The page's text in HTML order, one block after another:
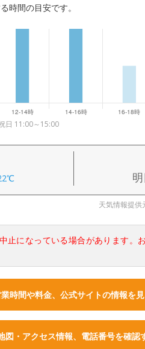
時間の目安です。
日 11:00～15:00
天気情報提供
止になっている場合があります。
時間や料金、公式サイトの情報を
図・アクセス情報、電話番号を確認